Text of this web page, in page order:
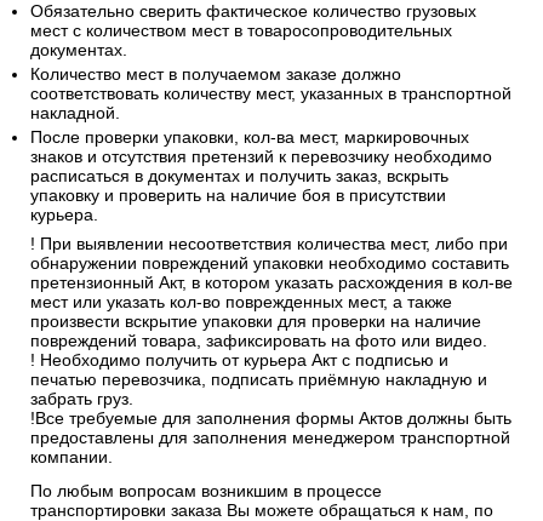
Обязательно сверить фактическое количество грузовых
мест с количеством мест в товаросопроводительных
документах.
Количество мест в получаемом заказе должно
соответствовать количеству мест, указанных в транспортной
накладной.
После проверки упаковки, кол-ва мест, маркировочных
знаков и отсутствия претензий к перевозчику необходимо
расписаться в документах и получить заказ, вскрыть
упаковку и проверить на наличие боя в присутствии
курьера.
! При выявлении несоответствия количества мест, либо при
обнаружении повреждений упаковки необходимо составить
претензионный Акт, в котором указать расхождения в кол-ве
мест или указать кол-во поврежденных мест, а также
произвести вскрытие упаковки для проверки на наличие
повреждений товара, зафиксировать на фото или видео.
! Необходимо получить от курьера Акт с подписью и
печатью перевозчика, подписать приёмную накладную и
забрать груз.
!Все требуемые для заполнения формы Актов должны быть
предоставлены для заполнения менеджером транспортной
компании.
По любым вопросам возникшим в процессе
транспортировки заказа Вы можете обращаться к нам, по